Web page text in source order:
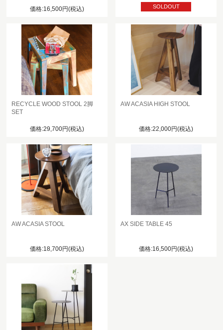
価格:16,500円(税込) SOLDOUT
RECYCLE WOOD STOOL 2脚
SET
価格:29,700円(税込)
AW ACASIA HIGH STOOL
価格:22,000円(税込)
AW ACASIA STOOL
価格:18,700円(税込)
AX SIDE TABLE 45
価格:16,500円(税込)